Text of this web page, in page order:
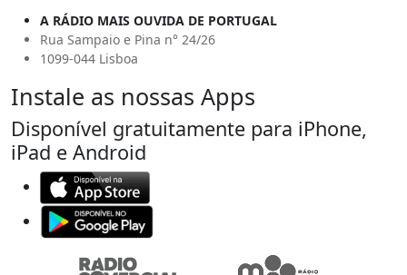
A RÁDIO MAIS OUVIDA DE PORTUGAL
Rua Sampaio e Pina n° 24/26
1099-044 Lisboa
Instale as nossas Apps
Disponível gratuitamente para iPhone,
iPad e Android